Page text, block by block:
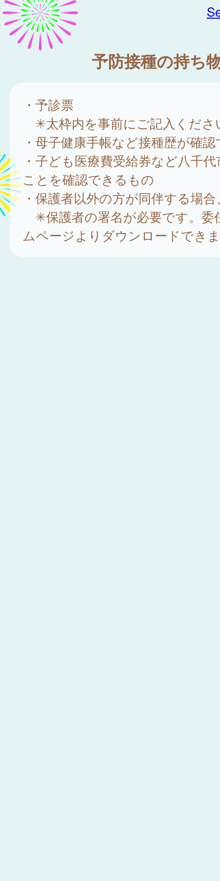
予防接種の持ち
・予診票
✳太枠内を事前にご記入くださ
・母子健康手帳など接種歴が確
・子ども医療費受給券など八千
ことを確認できるもの
・保護者以外の方が同伴する場
✳保護者の署名が必要です。委
ムページよりダウンロードでき